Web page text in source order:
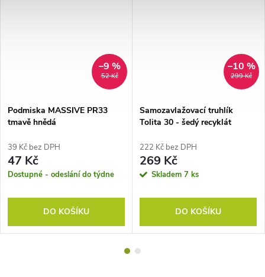
52 Kč
–9 %
Podmiska MASSIVE PR33
tmavě hnědá
39 Kč bez DPH
47 Kč
Dostupné - odeslání do týdne
DO KOŠÍKU
299 Kč
–10 %
Samozavlažovací truhlík
Tolita 30 - šedý recyklát
222 Kč bez DPH
269 Kč
Skladem 7 ks
DO KOŠÍKU